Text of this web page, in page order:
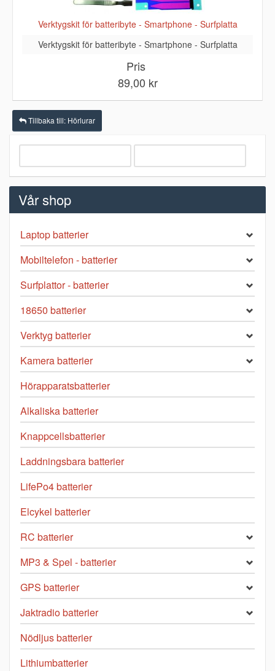
Verktygskit för batteribyte - Smartphone - Surfplatta
Verktygskit för batteribyte - Smartphone - Surfplatta
Pris
89,00 kr
Tillbaka till: Hörlurar
Vår shop
Laptop batterier
Mobiltelefon - batterier
Surfplattor - batterier
18650 batterier
Verktyg batterier
Kamera batterier
Hörapparatsbatterier
Alkaliska batterier
Knappcellsbatterier
Laddningsbara batterier
LifePo4 batterier
Elcykel batterier
RC batterier
MP3 & Spel - batterier
GPS batterier
Jaktradio batterier
Nödljus batterier
Lithiumbatterier